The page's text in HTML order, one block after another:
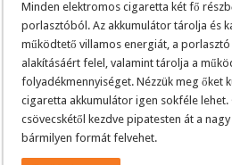
Minden elektromos cigaretta két fő
porlasztóból. Az akkumulátor tárolja és
működtető villamos energiát, a
alakításáért felel, valamint tárolja a
folyadékmennyiséget. Nézzük meg őket
cigaretta akkumulátor igen sokféle
csövecskétől kezdve pipatesten át a
bármilyen formát felvehet.